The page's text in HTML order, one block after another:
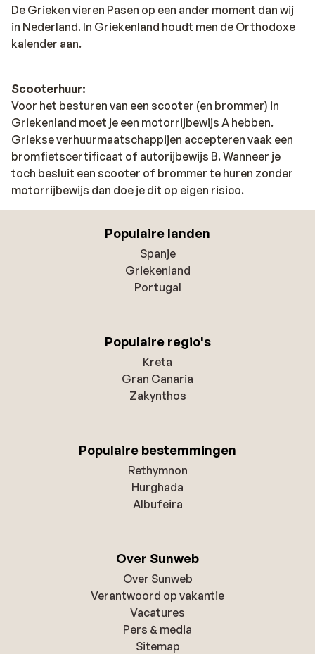
De Grieken vieren Pasen op een ander moment dan wij
in Nederland. In Griekenland houdt men de Orthodoxe
kalender aan.
Scooterhuur:
Voor het besturen van een scooter (en brommer) in
Griekenland moet je een motorrijbewijs A hebben.
Griekse verhuurmaatschappijen accepteren vaak een
bromfietscertificaat of autorijbewijs B. Wanneer je
toch besluit een scooter of brommer te huren zonder
motorrijbewijs dan doe je dit op eigen risico.
Populaire landen
Spanje
Griekenland
Portugal
Populaire regio's
Kreta
Gran Canaria
Zakynthos
Populaire bestemmingen
Rethymnon
Hurghada
Albufeira
Over Sunweb
Over Sunweb
Verantwoord op vakantie
Vacatures
Pers & media
Sitemap